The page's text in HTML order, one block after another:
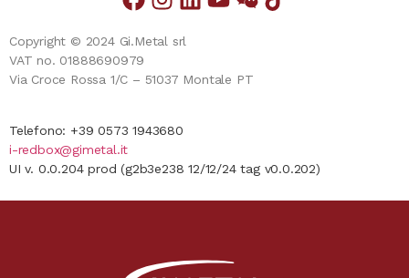
Copyright © 2024 Gi.Metal srl
VAT no. 01888690979
Via Croce Rossa 1/C – 51037 Montale PT
Telefono: +39 0573 1943680
i-redbox@gimetal.it
UI v. 0.0.204 prod (g2b3e238 12/12/24 tag v0.0.202)